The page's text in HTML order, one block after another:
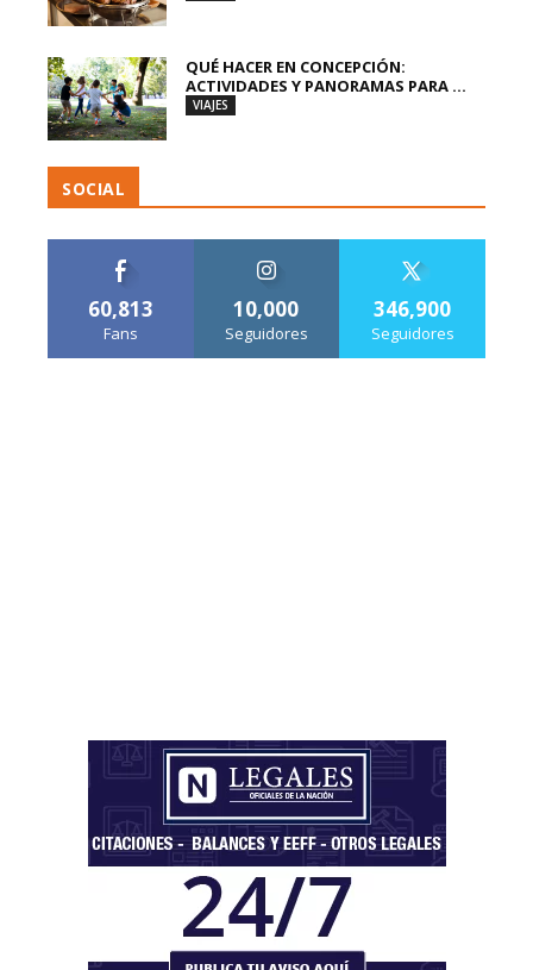
QUÉ HACER EN CONCEPCIÓN:
ACTIVIDADES Y PANORAMAS PARA ...
VIAJES
SOCIAL
60,813
Fans
10,000
Seguidores
346,900
Seguidores